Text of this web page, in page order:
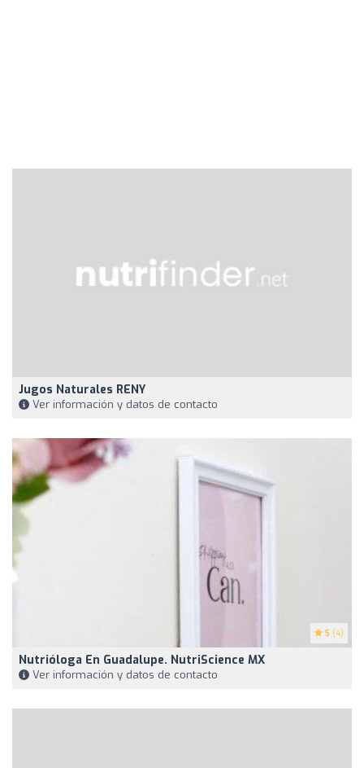
Jugos Naturales RENY
Ver información y datos de contacto
5 (4)
Nutrióloga En Guadalupe. NutriScience MX
Ver información y datos de contacto